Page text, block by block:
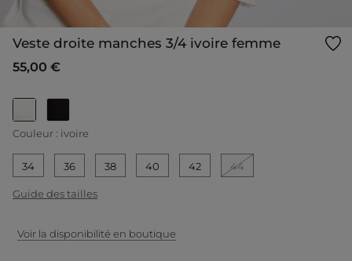
Veste droite manches 3/4 ivoire femme
55,00 €
selected
Couleur : ivoire
34 36 38 40 42 44
Guide des tailles
Voir la disponibilité en boutique